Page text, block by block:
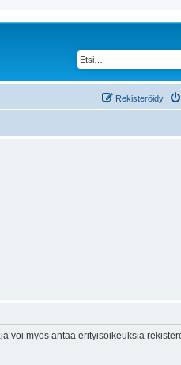
Rekisteröidy
voi myös antaa erityisoikeuksia